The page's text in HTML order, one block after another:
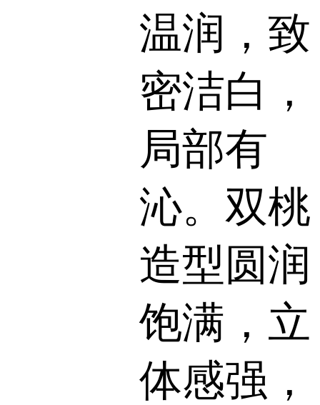
温润，致
密洁白，
局部有
沁。双桃
造型圆润
饱满，立
体感强，